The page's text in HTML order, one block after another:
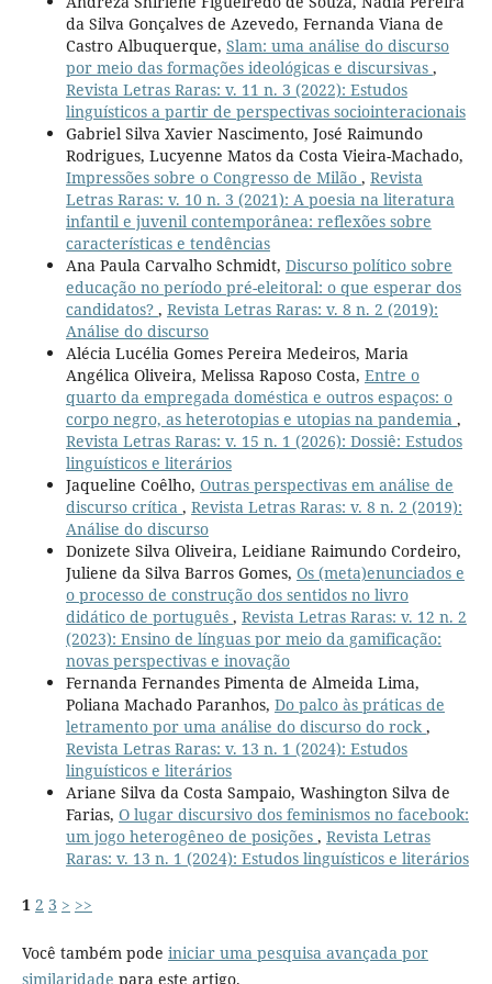
da Silva Gonçalves de Azevedo, Fernanda Viana de
Castro Albuquerque, Slam: uma análise do discurso
por meio das formações ideológicas e discursivas ,
Revista Letras Raras: v. 11 n. 3 (2022): Estudos
linguísticos a partir de perspectivas sociointeracionais
Gabriel Silva Xavier Nascimento, José Raimundo
Rodrigues, Lucyenne Matos da Costa Vieira-Machado,
Impressões sobre o Congresso de Milão , Revista
Letras Raras: v. 10 n. 3 (2021): A poesia na literatura
infantil e juvenil contemporânea: reflexões sobre
características e tendências
Ana Paula Carvalho Schmidt, Discurso político sobre
educação no período pré-eleitoral: o que esperar dos
candidatos? , Revista Letras Raras: v. 8 n. 2 (2019):
Análise do discurso
Alécia Lucélia Gomes Pereira Medeiros, Maria
Angélica Oliveira, Melissa Raposo Costa, Entre o
quarto da empregada doméstica e outros espaços: o
corpo negro, as heterotopias e utopias na pandemia ,
Revista Letras Raras: v. 15 n. 1 (2026): Dossiê: Estudos
linguísticos e literários
Jaqueline Coêlho, Outras perspectivas em análise de
discurso crítica , Revista Letras Raras: v. 8 n. 2 (2019):
Análise do discurso
Donizete Silva Oliveira, Leidiane Raimundo Cordeiro,
Juliene da Silva Barros Gomes, Os (meta)enunciados e
o processo de construção dos sentidos no livro
didático de português , Revista Letras Raras: v. 12 n. 2
(2023): Ensino de línguas por meio da gamificação:
novas perspectivas e inovação
Fernanda Fernandes Pimenta de Almeida Lima,
Poliana Machado Paranhos, Do palco às práticas de
letramento por uma análise do discurso do rock ,
Revista Letras Raras: v. 13 n. 1 (2024): Estudos
linguísticos e literários
Ariane Silva da Costa Sampaio, Washington Silva de
Farias, O lugar discursivo dos feminismos no facebook:
um jogo heterogêneo de posições , Revista Letras
Raras: v. 13 n. 1 (2024): Estudos linguísticos e literários
1 2 3 > >>
Você também pode iniciar uma pesquisa avançada por
similaridade para este artigo.